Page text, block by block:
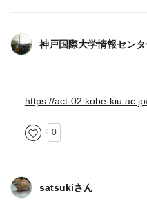
ていたのか？」の記録だと
神戸国際大学情報セン
https://act-02.kobe-
0
satsukiさん